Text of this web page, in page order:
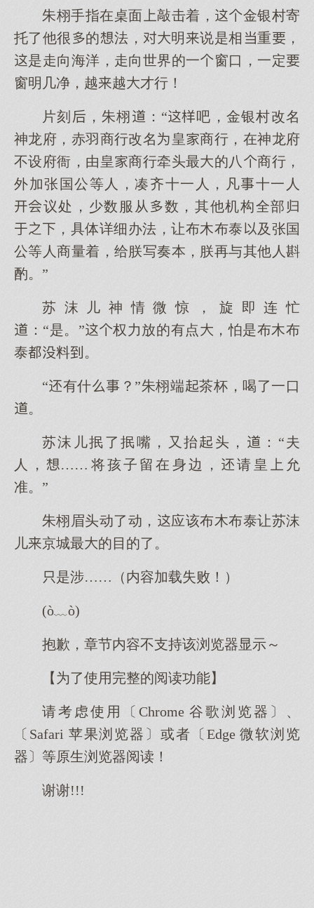
朱栩手指在桌面敲击着，金银村寄
托了他很的法，明说是相重，
是走向海洋，走向世界的一窗口，一定
窗明几净，越越才行！
片刻，朱栩：“吧，金银村改名
神龙府，赤羽商行改名皇商行，在神龙府
不设府衙，由皇商行牵头最的八商行，
外加张国公等人，凑齐十一人，凡十一人
议处，少数服从数，其他机构全部归
，具体详细办法，让布木布泰及张国
公等人商量着，给朕写奏本，朕再与其他人斟
酌。”
苏沫儿神情微惊，旋即连忙
：“是。”权力放的有点，怕是布木布
泰料。
“有什？”朱栩端茶杯，喝了一口
。
苏沫儿抿了抿嘴，又抬头，：“夫
人，……将孩子留在身边，请皇允
准。”
朱栩眉头动了动，应该布木布泰让苏沫
儿京城最的目的了。
是涉……（内容加载失败！）
(ò﹏ò)
抱歉，章节内容不支持该浏览器显示～
【为了使用完整的阅读功能】
请考虑使用〔Chrome 谷歌浏览器〕、
〔Safari 苹果浏览器〕或者〔Edge 微软浏览
器〕等原生浏览器阅读！
谢谢!!!